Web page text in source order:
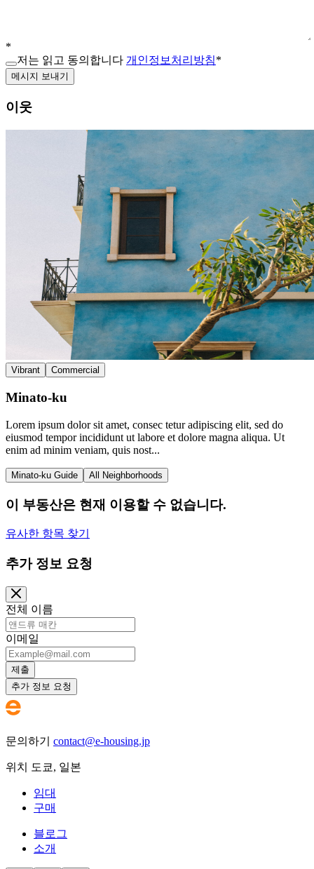
*
저는 읽고 동의합니다 개인정보처리방침*
메시지 보내기
이웃
Vibrant Commercial
Minato-ku
Lorem ipsum dolor sit amet, consec tetur adipiscing elit, sed do
eiusmod tempor incididunt ut labore et dolore magna aliqua. Ut
enim ad minim veniam, quis nost...
Minato-ku Guide All Neighborhoods
이 부동산은 현재 이용할 수 없습니다.
유사한 항목 찾기
추가 정보 요청
전체 이름
이메일
제출
추가 정보 요청
문의하기 contact@e-housing.jp
위치 도쿄, 일본
임대
구매
블로그
소개